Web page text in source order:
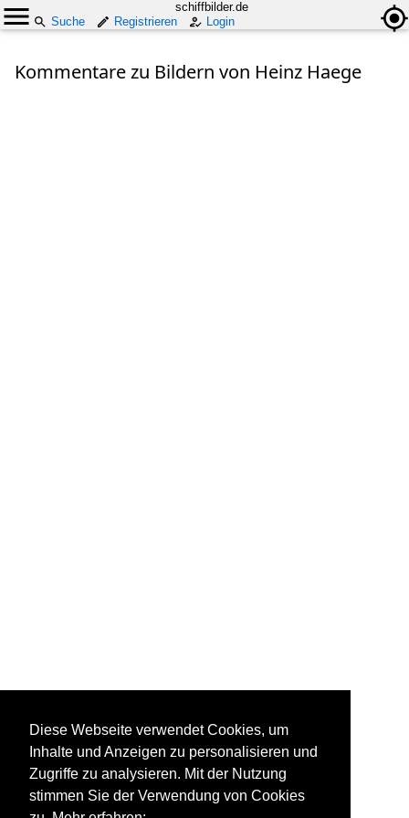
schiffbilder.de
Suche
Registrieren Login
Kommentare zu Bildern von Heinz Haege
Diese Webseite verwendet Cookies, um
Inhalte und Anzeigen zu personalisieren und
Zugriffe zu analysieren. Mit der Nutzung
stimmen Sie der Verwendung von Cookies